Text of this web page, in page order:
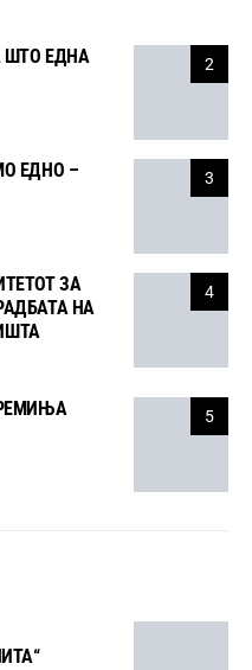
2
ШТО ЕДНА
3
ЕДНО –
4
ЗА
НА
5